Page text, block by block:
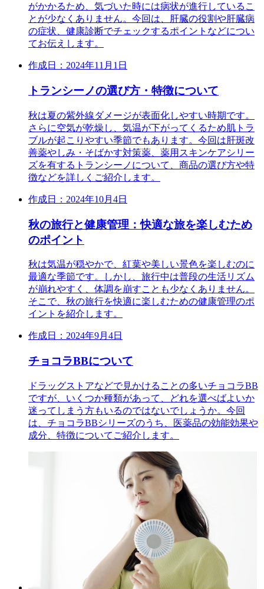
がかかるため、気づいた時には病状が進行しているこ
とが少なくありません。今回は、肝臓の役割や肝臓病
の症状、健康診断でチェックするポイントなどについ
てお伝えします。
作成日：2024年11月1日
トランシーノの選び方・特徴について
秋は夏の紫外線ダメージが表面化しやすい時期です。
さらに空気が乾燥し、気温が下がってくるため肌トラ
ブルが起こりやすい季節でもあります。今回は肝斑改
善薬やしみ・そばかす対策薬、薬用スキンケアシリー
ズを有するトランシーノについて、商品の選び方や特
徴などを詳しくご紹介します。
作成日：2024年10月4日
秋の旅行と健康管理：快適な旅を楽しむため
のポイント
秋は気温が穏やかで、紅葉や美しい景色を楽しむのに
最適な季節です。しかし、旅行中は普段の生活リズム
が崩れやすく、体調を崩すことも少なくありません。
そこで、秋の旅行を快適に楽しむための健康管理のポ
イントを紹介します。
作成日：2024年9月4日
チョコラBBについて
ドラッグストアなどで見かけることの多いチョコラBB
ですが、いくつか種類があって、どれを選べばよいか
迷ってしまう方もいるのではないでしょうか。今回
は、チョコラBBシリーズのうち、医薬品の効能効果や
成分、特徴についてご紹介します。